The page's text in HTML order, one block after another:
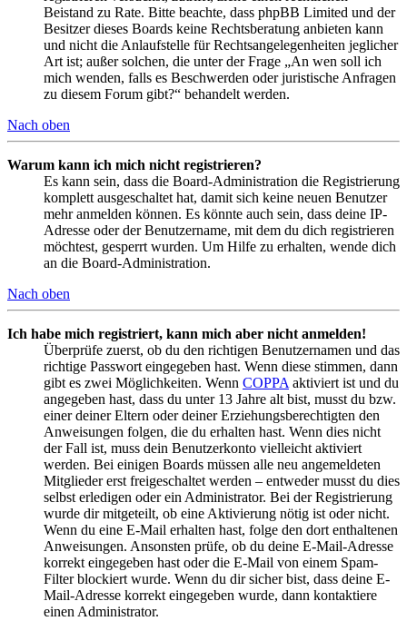
Beistand zu Rate. Bitte beachte, dass phpBB Limited und der
Besitzer dieses Boards keine Rechtsberatung anbieten kann
und nicht die Anlaufstelle für Rechtsangelegenheiten jeglicher
Art ist; außer solchen, die unter der Frage „An wen soll ich
mich wenden, falls es Beschwerden oder juristische Anfragen
zu diesem Forum gibt?“ behandelt werden.
Nach oben
Warum kann ich mich nicht registrieren?
Es kann sein, dass die Board-Administration die Registrierung
komplett ausgeschaltet hat, damit sich keine neuen Benutzer
mehr anmelden können. Es könnte auch sein, dass deine IP-
Adresse oder der Benutzername, mit dem du dich registrieren
möchtest, gesperrt wurden. Um Hilfe zu erhalten, wende dich
an die Board-Administration.
Nach oben
Ich habe mich registriert, kann mich aber nicht anmelden!
Überprüfe zuerst, ob du den richtigen Benutzernamen und das
richtige Passwort eingegeben hast. Wenn diese stimmen, dann
gibt es zwei Möglichkeiten. Wenn COPPA aktiviert ist und du
angegeben hast, dass du unter 13 Jahre alt bist, musst du bzw.
einer deiner Eltern oder deiner Erziehungsberechtigten den
Anweisungen folgen, die du erhalten hast. Wenn dies nicht
der Fall ist, muss dein Benutzerkonto vielleicht aktiviert
werden. Bei einigen Boards müssen alle neu angemeldeten
Mitglieder erst freigeschaltet werden – entweder musst du dies
selbst erledigen oder ein Administrator. Bei der Registrierung
wurde dir mitgeteilt, ob eine Aktivierung nötig ist oder nicht.
Wenn du eine E-Mail erhalten hast, folge den dort enthaltenen
Anweisungen. Ansonsten prüfe, ob du deine E-Mail-Adresse
korrekt eingegeben hast oder die E-Mail von einem Spam-
Filter blockiert wurde. Wenn du dir sicher bist, dass deine E-
Mail-Adresse korrekt eingegeben wurde, dann kontaktiere
einen Administrator.